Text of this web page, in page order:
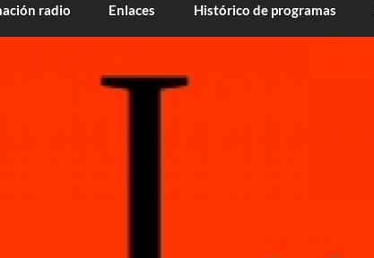
radio Enlaces Histórico de programas